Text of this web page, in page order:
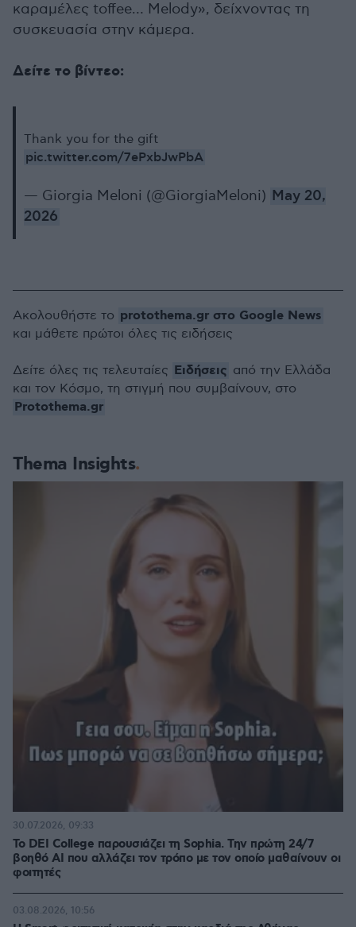
καραμέλες toffee… Melody», δείχνοντας τη
συσκευασία στην κάμερα.
Δείτε το βίντεο:
Thank you for the gift
pic.twitter.com/7ePxbJwPbA
— Giorgia Meloni (@GiorgiaMeloni) May 20,
2026
Thema Insights
Το DEI College παρουσιάζει τη Sophia. Την πρώτη 24/7
βοηθό AI που αλλάζει τον τρόπο με τον οποίο μαθαίνουν οι
φοιτητές
30.07.2026, 09:33
03.08.2026, 10:56
Ακολουθήστε το protothema.gr στο Google News
και μάθετε πρώτοι όλες τις ειδήσεις
Δείτε όλες τις τελευταίες Ειδήσεις από την Ελλάδα
και τον Κόσμο, τη στιγμή που συμβαίνουν, στο
Protothema.gr